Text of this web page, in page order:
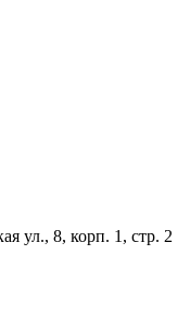
ул., 8, корп. 1, стр. 2